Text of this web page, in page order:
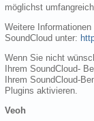
möglichst
Weitere
SoundCloud unter:
Wenn Sie nicht
Ihrem SoundCloud-
Ihrem SoundCloud-
Plugins aktivieren.
Veoh